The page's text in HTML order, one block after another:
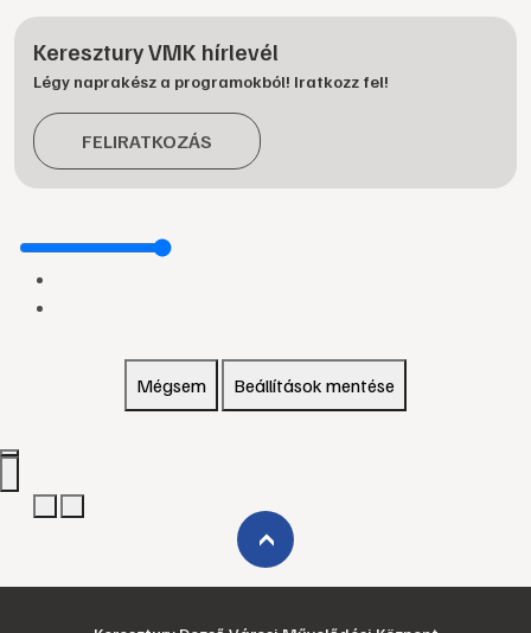
Keresztury VMK hírlevél
Légy naprakész a programokból! Iratkozz fel!
FELIRATKOZÁS
Mégsem Beállítások mentése
›